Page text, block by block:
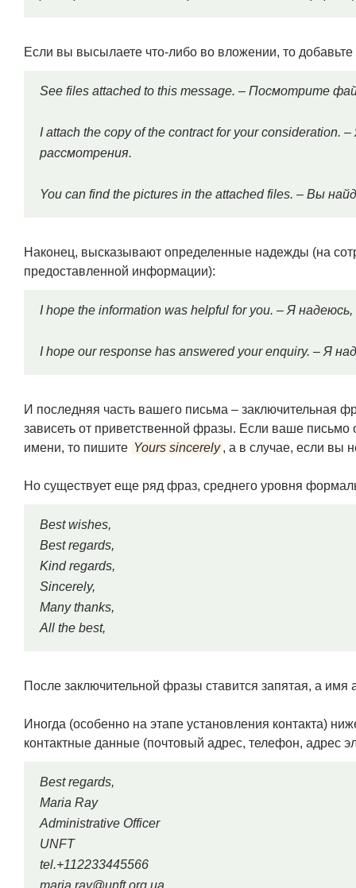
Если вы высылаете что-либо во вложении, то добавьте
See files attached to this message. – Посмотрите
I attach the copy of the contract for your
рассмотрения.
You can find the pictures in the attached files. – Вы
Наконец, высказывают определенные надежды (на
предоставленной информации):
I hope the information was helpful for you. – Я
I hope our response has answered your enquiry. – Я
И последняя часть вашего письма – заключительная
зависеть от приветственной фразы. Если ваше
имени, то пишите Yours sincerely , а в случае, если вы
Но существует еще ряд фраз, среднего уровня
Best wishes,
Best regards,
Kind regards,
Sinсerely,
Many thanks,
All the best,
После заключительной фразы ставится запятая, а
Иногда (особенно на этапе установления контакта)
контактные данные (почтовый адрес, телефон, адрес
Best regards,
Maria Ray
Administrative Officer
UNFT
tel.+112233445566
maria.ray@unft.org.ua